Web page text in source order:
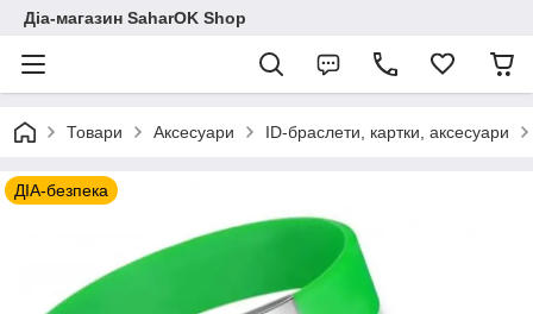
Діа-магазин SaharOK Shop
Товари Аксесуари ID-браслети, картки, аксесуари
ДІА-безпека